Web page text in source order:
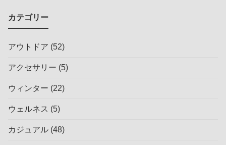
カテゴリー
アウトドア (52)
アクセサリー (5)
ウィンター (22)
ウェルネス (5)
カジュアル (48)